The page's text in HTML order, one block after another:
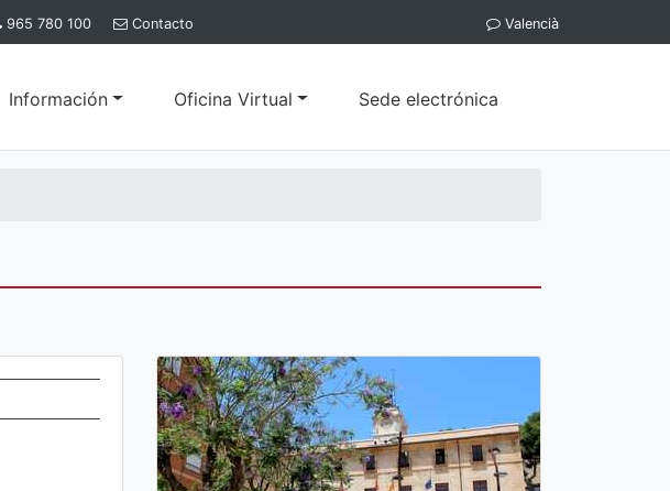
965 780 100 Contacto Valencià
Información Oficina Virtual Sede electrónica